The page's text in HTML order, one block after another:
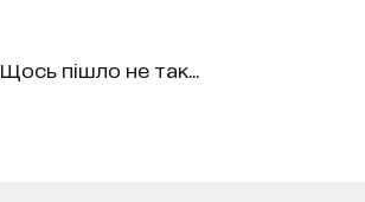
Щось пішло не так...